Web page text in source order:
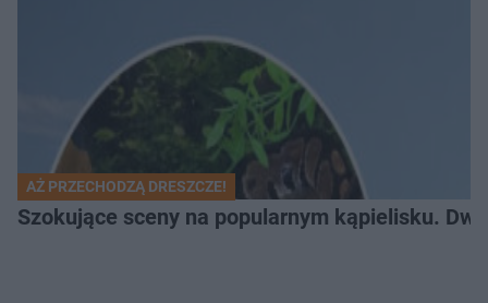
AŻ PRZECHODZĄ DRESZCZE!
Szokujące sceny na popularnym kąpielisku.